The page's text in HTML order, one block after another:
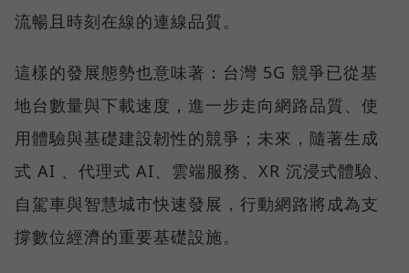
流暢且時刻在線的連線品質。
這樣的發展態勢也意味著：台灣 5G 競爭已從基
地台數量與下載速度，進一步走向網路品質、使
用體驗與基礎建設韌性的競爭；未來，隨著生成
式 AI 、代理式 AI、雲端服務、XR 沉浸式體驗、
自駕車與智慧城市快速發展，行動網路將成為支
撐數位經濟的重要基礎設施。